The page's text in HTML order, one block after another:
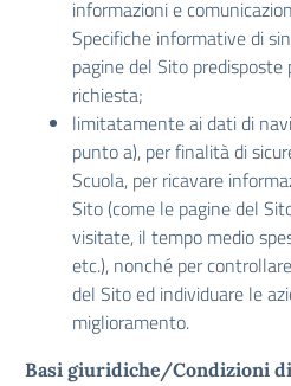
informazioni e
Specifiche informative di
pagine del Sito
richiesta;
limitatamente ai dati di
punto a), per finalità di
Scuola, per ricavare
Sito (come le pagine del
visitate, il tempo medio
etc.), nonché per
del Sito ed individuare le
miglioramento.
Basi giuridiche/Condizioni